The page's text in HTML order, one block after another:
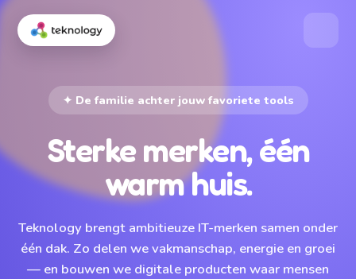
✦ De familie achter jouw favoriete tools
Sterke merken, één
warm huis.
Teknology brengt ambitieuze IT-merken samen onder
één dak. Zo delen we vakmanschap, energie en groei
— en bouwen we digitale producten waar mensen